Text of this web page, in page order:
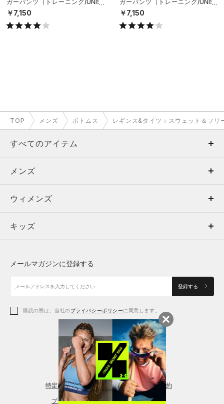
ガーパンツ（トレーニング/UNISE
X）
￥7,150
ガーパンツ（トレーニング/UNISE
X）
￥7,150
TOP メンズ ボトムス レギンス&タイツ＋スウェット＆フリ
すべてのアイテム
メンズ
ウィメンズ
キッズ
アクセサリー
メンズ
トップス
ボトムス
アクセサリー
ウィメンズ
トップス
シューズ
アクセサリー
レギンス＆タイツ
キッズ
シューズ
メールマガジンに登録する
登録する
購読の際は、当社のプライバシーポリシーに同意します。
特定商取引法に基づく通販の表記 会員規約
プライバシーポリシー